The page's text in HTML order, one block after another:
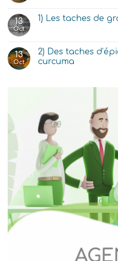
13
Oct
1) Les taches de
13
Oct
2) Des taches
curcuma